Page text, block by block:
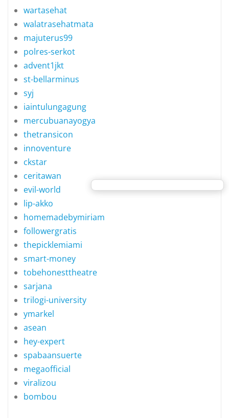
wartasehat
walatrasehatmata
majuterus99
polres-serkot
advent1jkt
st-bellarminus
syj
iaintulungagung
mercubuanayogya
thetransicon
innoventure
ckstar
ceritawan
evil-world
lip-akko
homemadebymiriam
followergratis
thepicklemiami
smart-money
tobehonesttheatre
sarjana
trilogi-university
ymarkel
asean
hey-expert
spabaansuerte
megaofficial
viralizou
bombou